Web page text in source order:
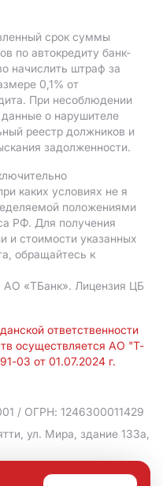
срок суммы
по автокредиту банк-
начислить штраф за
0,1% от
При несоблюдении
о нарушителе
реестр должников и
задолженности.
каких условиях не я
положениями
РФ. Для получения
и стоимости указанных
обращайтесь к
АO «ТБанк». Лицензия ЦБ
ответственности
осуществляется АО "Т-
03 от 01.07.2024 г.
/ ОГРН: 1246300011429
ул. Мира, здание 133а,
персональных данных